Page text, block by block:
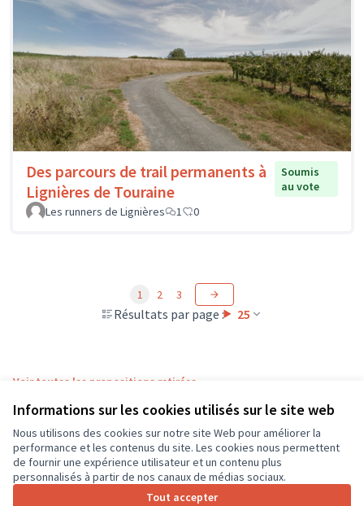
Informations sur les cookies utilisés sur le site web
Nous utilisons des cookies sur notre site Web pour améliorer la
performance et les contenus du site. Les cookies nous permettent
de fournir une expérience utilisateur et un contenu plus
personnalisés à partir de nos canaux de médias sociaux.
Tout accepter
Des parcours de trail permanents à
Lignières de Touraine
Soumis
au vote
Les runners de Lignières
1 0
Résultats par page : 25
1 2 3
Voir toutes les propositions retirées
Conditions d'utilisation
Paramètres des cookies
CD37 sur X
(Lien externe)
CD37 sur Facebook
CD37 sur Instagram
CD37 sur YouTube
(Lien externe)